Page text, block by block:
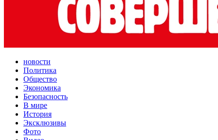
новости
Политика
Общество
Экономика
Безопасность
В мире
История
Эксклюзивы
Фото